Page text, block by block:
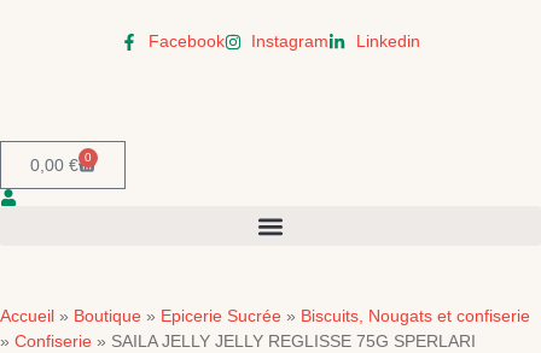
Facebook Instagram Linkedin
0,00 € 0
Accueil » Boutique » Epicerie Sucrée » Biscuits, Nougats et confiserie
» Confiserie » SAILA JELLY JELLY REGLISSE 75G SPERLARI